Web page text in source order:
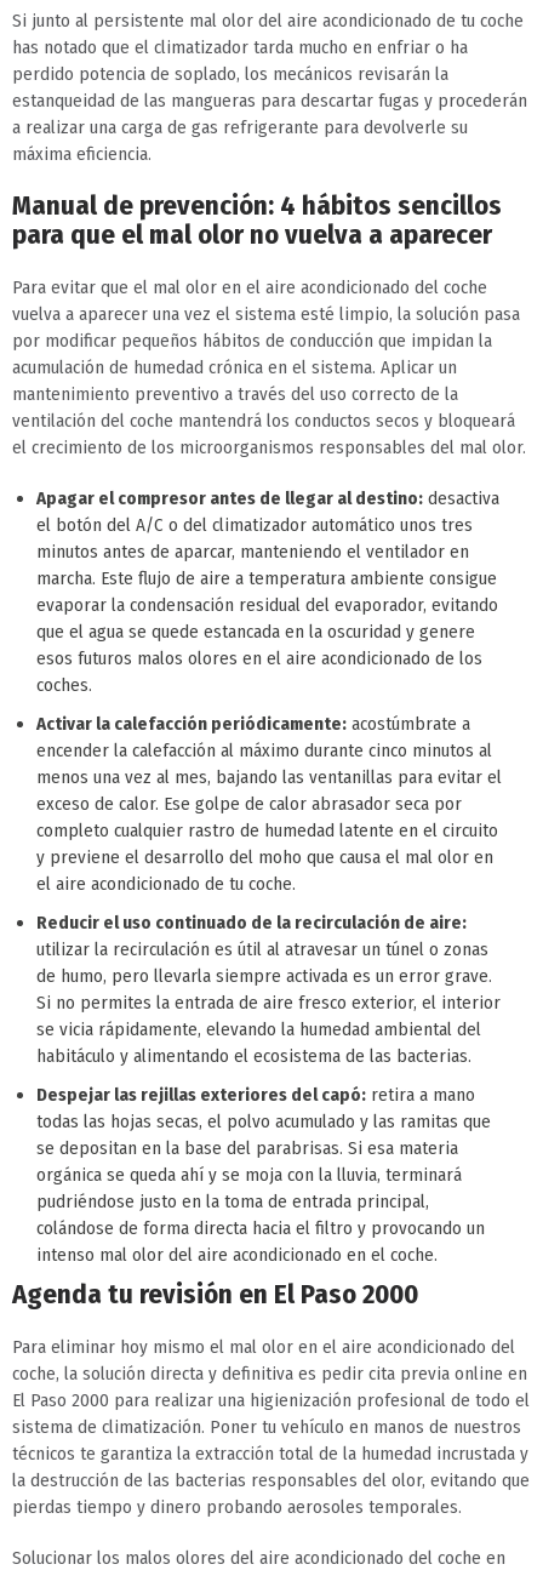
Si junto al persistente mal olor del aire acondicionado de tu coche
has notado que el climatizador tarda mucho en enfriar o ha
perdido potencia de soplado, los mecánicos revisarán la
estanqueidad de las mangueras para descartar fugas y procederán
a realizar una carga de gas refrigerante para devolverle su
máxima eficiencia.
Manual de prevención: 4 hábitos sencillos
para que el mal olor no vuelva a aparecer
Para evitar que el mal olor en el aire acondicionado del coche
vuelva a aparecer una vez el sistema esté limpio, la solución pasa
por modificar pequeños hábitos de conducción que impidan la
acumulación de humedad crónica en el sistema. Aplicar un
mantenimiento preventivo a través del uso correcto de la
ventilación del coche mantendrá los conductos secos y bloqueará
el crecimiento de los microorganismos responsables del mal olor.
Apagar el compresor antes de llegar al destino: desactiva
el botón del A/C o del climatizador automático unos tres
minutos antes de aparcar, manteniendo el ventilador en
marcha. Este flujo de aire a temperatura ambiente consigue
evaporar la condensación residual del evaporador, evitando
que el agua se quede estancada en la oscuridad y genere
esos futuros malos olores en el aire acondicionado de los
coches.
Activar la calefacción periódicamente: acostúmbrate a
encender la calefacción al máximo durante cinco minutos al
menos una vez al mes, bajando las ventanillas para evitar el
exceso de calor. Ese golpe de calor abrasador seca por
completo cualquier rastro de humedad latente en el circuito
y previene el desarrollo del moho que causa el mal olor en
el aire acondicionado de tu coche.
Reducir el uso continuado de la recirculación de aire:
utilizar la recirculación es útil al atravesar un túnel o zonas
de humo, pero llevarla siempre activada es un error grave.
Si no permites la entrada de aire fresco exterior, el interior
se vicia rápidamente, elevando la humedad ambiental del
habitáculo y alimentando el ecosistema de las bacterias.
Despejar las rejillas exteriores del capó: retira a mano
todas las hojas secas, el polvo acumulado y las ramitas que
se depositan en la base del parabrisas. Si esa materia
orgánica se queda ahí y se moja con la lluvia, terminará
pudriéndose justo en la toma de entrada principal,
colándose de forma directa hacia el filtro y provocando un
intenso mal olor del aire acondicionado en el coche.
Agenda tu revisión en El Paso 2000
Para eliminar hoy mismo el mal olor en el aire acondicionado del
coche, la solución directa y definitiva es pedir cita previa online en
El Paso 2000 para realizar una higienización profesional de todo el
sistema de climatización. Poner tu vehículo en manos de nuestros
técnicos te garantiza la extracción total de la humedad incrustada y
la destrucción de las bacterias responsables del olor, evitando que
pierdas tiempo y dinero probando aerosoles temporales.
Solucionar los malos olores del aire acondicionado del coche en